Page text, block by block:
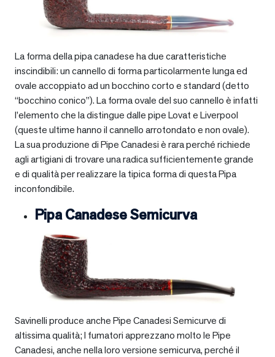
La forma della pipa canadese ha due caratteristiche
inscindibili: un cannello di forma particolarmente lunga ed
ovale accoppiato ad un bocchino corto e standard (detto
“bocchino conico”). La forma ovale del suo cannello è infatti
l’elemento che la distingue dalle pipe Lovat e Liverpool
(queste ultime hanno il cannello arrotondato e non ovale).
La sua produzione di Pipe Canadesi è rara perché richiede
agli artigiani di trovare una radica sufficientemente grande
e di qualità per realizzare la tipica forma di questa Pipa
inconfondibile.
Pipa Canadese Semicurva
Savinelli produce anche Pipe Canadesi Semicurve di
altissima qualità; I fumatori apprezzano molto le Pipe
Canadesi, anche nella loro versione semicurva, perché il